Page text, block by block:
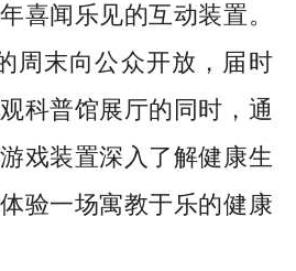
喜闻乐见的互动装置。
周末向公众开放，届时
科普馆展厅的同时，通
戏装置深入了解健康生
验一场寓教于乐的健康